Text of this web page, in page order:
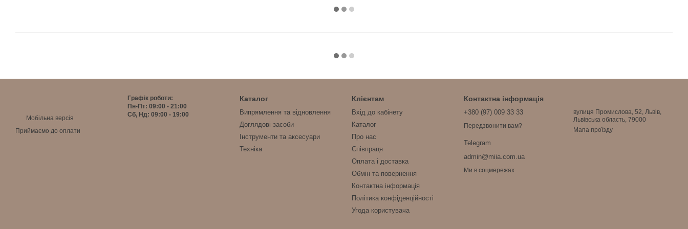
Мобільна версія
Приймаємо до оплати
Графік роботи:
Пн-Пт: 09:00 - 21:00
Сб, Нд: 09:00 - 19:00
Каталог
Випрямлення та відновлення
Доглядові засоби
Інструменти та аксесуари
Техніка
Клієнтам
Вхід до кабінету
Каталог
Про нас
Співпраця
Оплата і доставка
Обмін та повернення
Контактна інформація
Політика конфіденційності
Угода користувача
Контактна інформація
+380 (97) 009 33 33
Передзвонити вам?
Telegram
admin@miia.com.ua
вулиця Промислова, 52, Львів,
Львівська область, 79000
Мапа проїзду
Ми в соцмережах